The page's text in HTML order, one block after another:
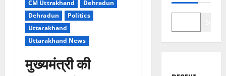
CM Uttrakhand
Dehradun
Dehradun
Politics
Uttarakhand
Uttarakhand News
मुख्यमंत्री की